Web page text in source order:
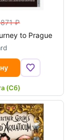
to Prague
(Сб)